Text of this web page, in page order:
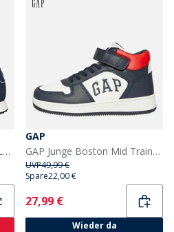
GAP Herren Nashville Arch Logo Turnschuhe Navy
GAP
GAP Junge Boston Mid Trainer Navy/Rot
UVP49,99 €
Spare22,00 €
Current
27,99 €
Wieder da